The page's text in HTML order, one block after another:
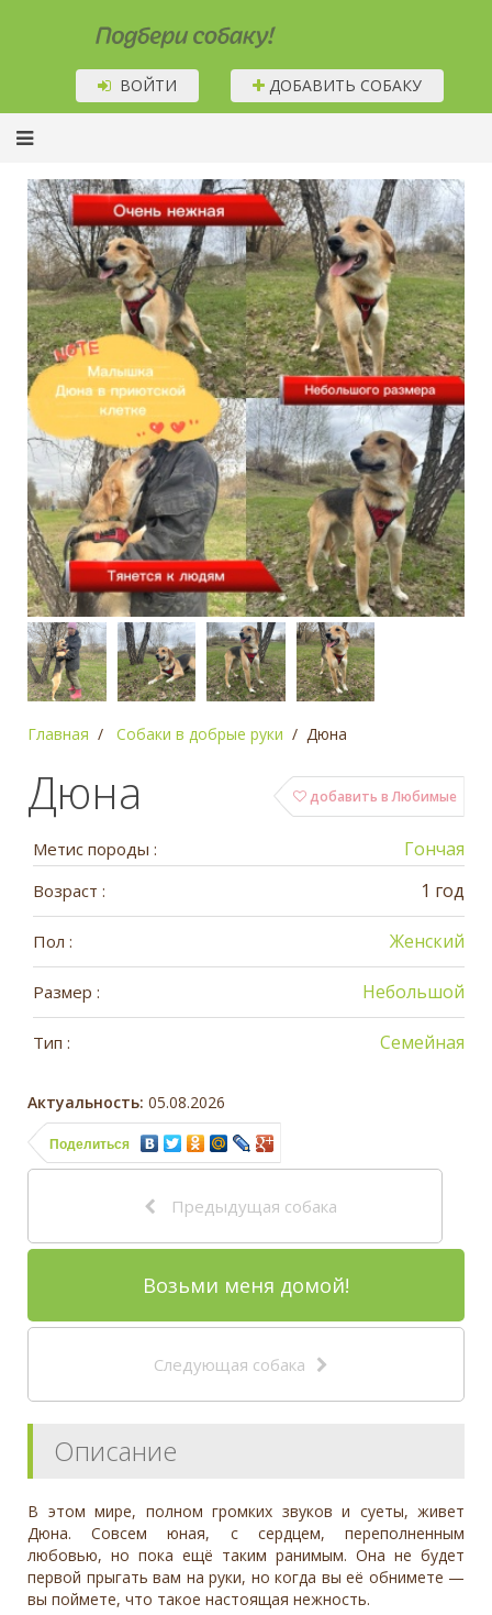
Подбери собаку!
ВОЙТИ ДОБАВИТЬ СОБАКУ
Главная Собаки в добрые руки Дюна
добавить в Любимые
Дюна
Метис породы : Гончая
Возраст : 1 год
Пол : Женский
Размер : Небольшой
Тип : Семейная
Актуальность: 05.08.2026
Поделиться
Предыдущая собака
Возьми меня домой!
Следующая собака
Описание
В этом мире, полном громких звуков и суеты, живет
Дюна. Совсем юная, с сердцем, переполненным
любовью, но пока ещё таким ранимым. Она не будет
первой прыгать вам на руки, но когда вы её обнимете —
вы поймете, что такое настоящая нежность.